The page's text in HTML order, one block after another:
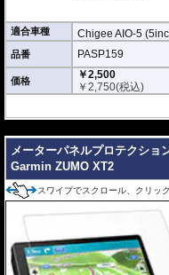
ニングクロス、細かい埃も除去
優れもの。満足のいく取付が容
シリコーン系粘着材を採用し、
がせば、元通りの状態になりま
適合車種 Chigee AIO-5
品番 PASP159
価格
￥2,500
￥2,750(税込)
メーターパネルプロテクショ
Garmin ZUMO XT2
スワイプでスクロール、クリッ